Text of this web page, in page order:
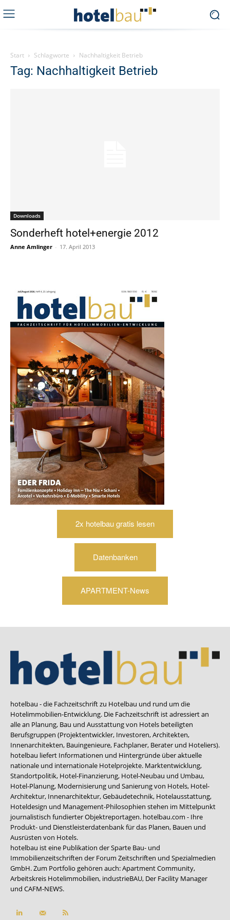
Start Schlagworte Nachhaltigkeit Betrieb
Tag: Nachhaltigkeit Betrieb
Downloads
Sonderheft hotel+energie 2012
Anne Amlinger - 17. April 2013
2x hotelbau gratis lesen
Datenbanken
APARTMENT-News
hotelbau - die Fachzeitschrift zu Hotelbau und rund um die
Hotelimmobilien-Entwicklung. Die Fachzeitschrift ist adressiert an
alle an Planung, Bau und Ausstattung von Hotels beteiligten
Berufsgruppen (Projektentwickler, Investoren, Architekten,
Innenarchitekten, Bauingenieure, Fachplaner, Berater und Hoteliers).
hotelbau liefert Informationen und Hintergründe über aktuelle
nationale und internationale Hotelprojekte. Marktentwicklung,
Standortpolitik, Hotel-Finanzierung, Hotel-Neubau und Umbau,
Hotel-Planung, Modernisierung und Sanierung von Hotels, Hotel-
Architektur, Innenarchitektur, Gebäudetechnik, Hotelausstattung,
Hoteldesign und Management-Philosophien stehen im Mittelpunkt
journalistisch fundierter Objektreportagen. hotelbau.com - Ihre
Produkt- und Dienstleisterdatenbank für das Planen, Bauen und
Ausrüsten von Hotels.
hotelbau ist eine Publikation der Sparte Bau- und
Immobilienzeitschriften der Forum Zeitschriften und Spezialmedien
GmbH. Zum Portfolio gehören auch:Apartment Community,
Arbeitskreis Hotelimmobilien, industrieBAU, Der Facility Manager
und CAFM-NEWS.